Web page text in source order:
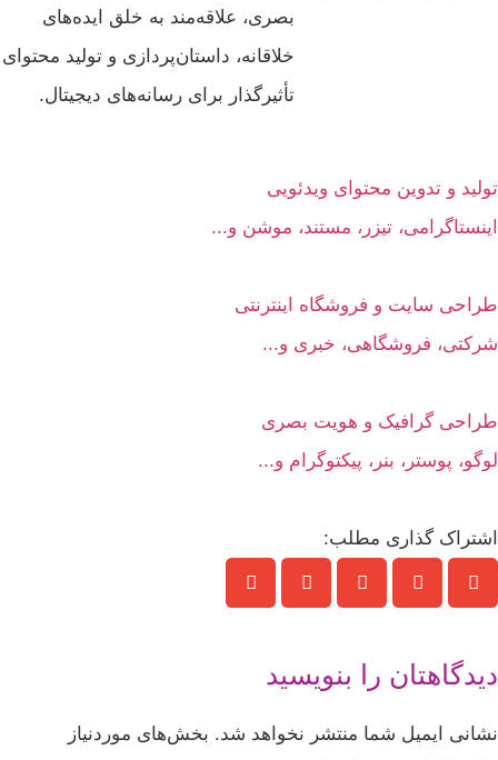
بصری، علاقه‌مند به خلق ایده‌های
خلاقانه، داستان‌پردازی و تولید محتوای
تأثیرگذار برای رسانه‌های دیجیتال.
تولید و تدوین محتوای ویدئویی
اینستاگرامی، تیزر، مستند، موشن و...
طراحی سایت و فروشگاه اینترنتی
شرکتی، فروشگاهی، خبری و...
طراحی گرافیک و هویت بصری
لوگو، پوستر، بنر، پیکتوگرام و...
اشتراک گذاری مطلب:
دیدگاهتان را بنویسید
نشانی ایمیل شما منتشر نخواهد شد. بخش‌های موردنیاز